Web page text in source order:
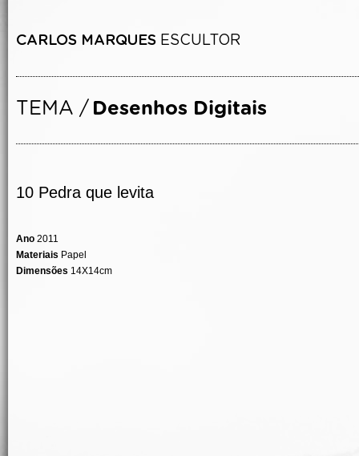
10 Pedra que levita
Ano 2011
Materiais Papel
Dimensões 14X14cm